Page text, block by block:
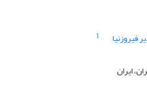
فیروزنیا
1
ایران